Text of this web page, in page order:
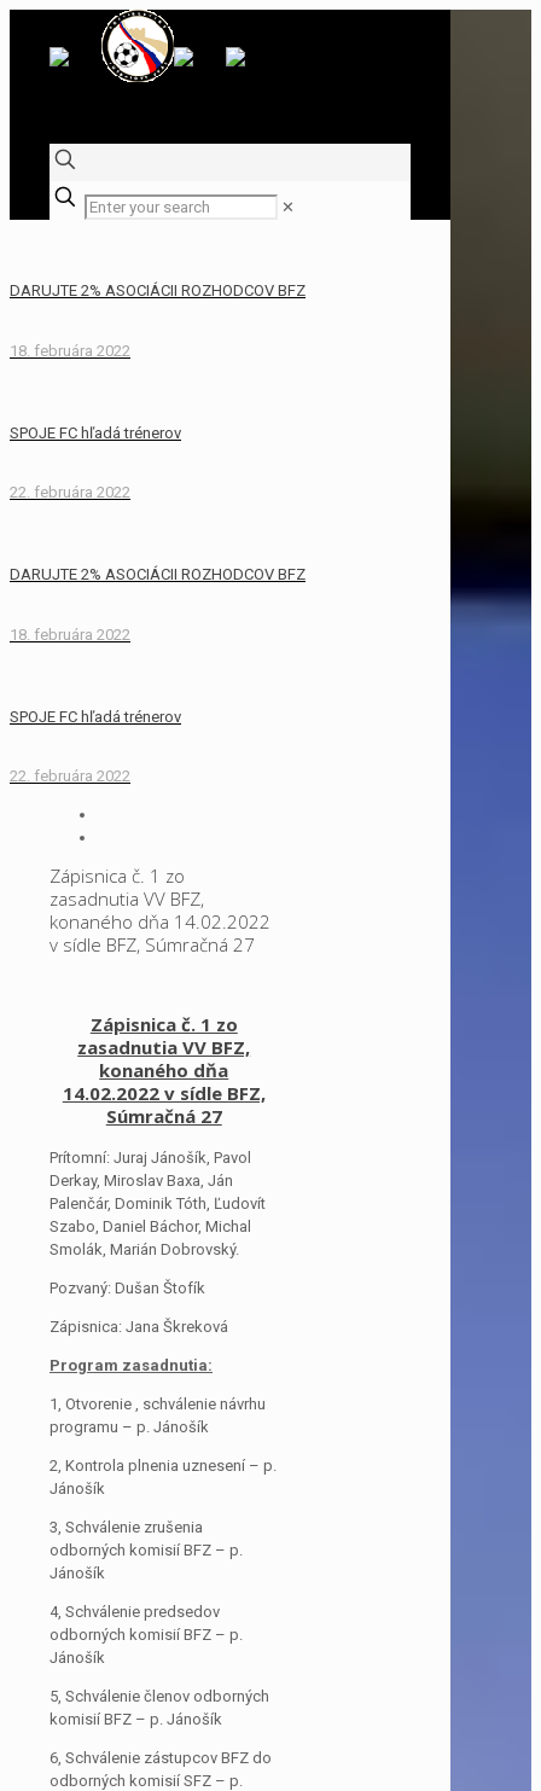
✕
DARUJTE 2% ASOCIÁCII ROZHODCOV BFZ
18. februára 2022
SPOJE FC hľadá trénerov
22. februára 2022
DARUJTE 2% ASOCIÁCII ROZHODCOV BFZ
18. februára 2022
SPOJE FC hľadá trénerov
22. februára 2022
Zápisnica č. 1 zo
zasadnutia VV BFZ,
konaného dňa 14.02.2022
v sídle BFZ, Súmračná 27
Zápisnica č. 1 zo
zasadnutia VV BFZ,
konaného dňa
14.02.2022 v sídle BFZ,
Súmračná 27
Prítomní: Juraj Jánošík, Pavol
Derkay, Miroslav Baxa, Ján
Palenčár, Dominik Tóth, Ľudovít
Szabo, Daniel Báchor, Michal
Smolák, Marián Dobrovský.
Pozvaný: Dušan Štofík
Zápisnica: Jana Škreková
Program zasadnutia:
1, Otvorenie , schválenie návrhu
programu – p. Jánošík
2, Kontrola plnenia uznesení – p.
Jánošík
3, Schválenie zrušenia
odborných komisií BFZ – p.
Jánošík
4, Schválenie predsedov
odborných komisií BFZ – p.
Jánošík
5, Schválenie členov odborných
komisií BFZ – p. Jánošík
6, Schválenie zástupcov BFZ do
odborných komisií SFZ – p.